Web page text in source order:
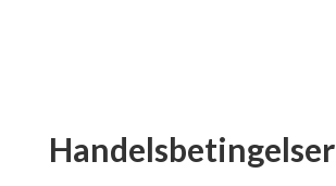
Handelsbetingelser